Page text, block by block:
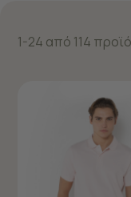
1-24 από 114